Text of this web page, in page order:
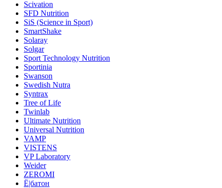
Scivation
SFD Nutrition
SiS (Science in Sport)
SmartShake
Solaray
Solgar
Sport Technology Nutrition
Sportinia
Swanson
Swedish Nutra
Syntrax
Tree of Life
Twinlab
Ultimate Nutrition
Universal Nutrition
VAMP
VISTENS
VP Laboratory
Weider
ZEROMI
Ё|батон